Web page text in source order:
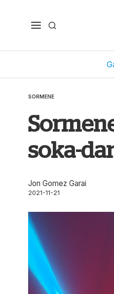
SORMENE
soka-
Jon Gomez Garai
2021-11-21